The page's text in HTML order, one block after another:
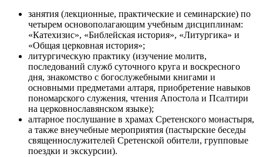
занятия (лекционные, практические и семинарские) по
четырем основополагающим учебным дисциплинам:
«Катехизис», «Библейская история», «Литургика» и
«Общая церковная история»;
литургическую практику (изучение молитв,
последований служб суточного круга и воскресного
дня, знакомство с богослужебными книгами и
основными предметами алтаря, приобретение навыков
пономарского служения, чтения Апостола и Псалтири
на церковнославянском языке);
алтарное послушание в храмах Сретенского монастыря,
а также внеучебные мероприятия (пастырские беседы
священнослужителей Сретенской обители, групповые
поездки и экскурсии).